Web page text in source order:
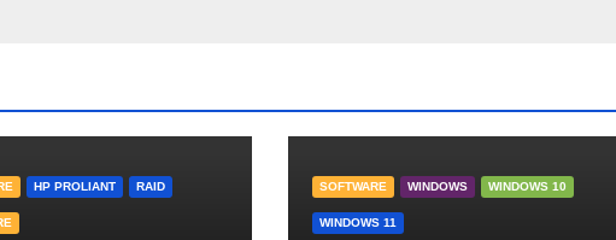
HP PROLIANT RAID SOFTWARE WINDOWS WINDOWS 10
WINDOWS 11